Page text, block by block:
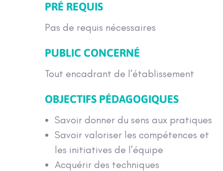
PRÉ REQUIS
Pas de requis nécessaires
PUBLIC CONCERNÉ
Tout encadrant de l’établissement
OBJECTIFS PÉDAGOGIQUES
Savoir donner du sens aux pratiques
Savoir valoriser les compétences et
les initiatives de l’équipe
Acquérir des techniques